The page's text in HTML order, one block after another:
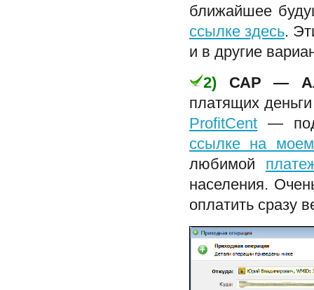
ближайшее
ссылке здесь.
и в другие
2)
САР —
платящих
ProfitCent —
ссылке на
любимой
населения.
оплатить сразу